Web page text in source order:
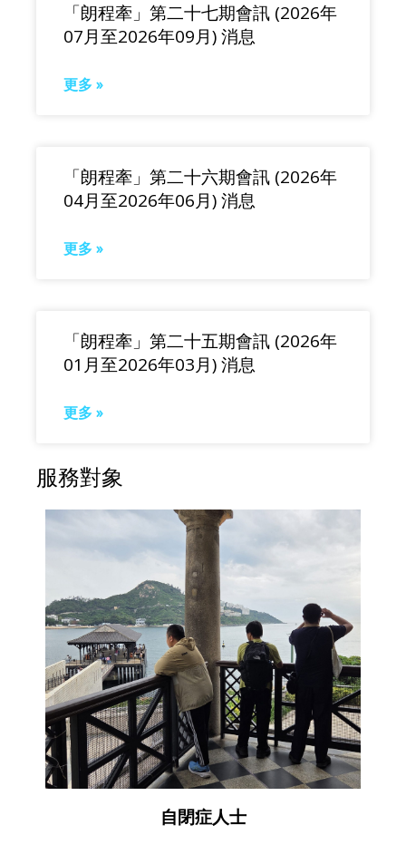
「朗程牽」第二十七期會訊 (2026年
07月至2026年09月) 消息
更多 »
「朗程牽」第二十六期會訊 (2026年
04月至2026年06月) 消息
更多 »
「朗程牽」第二十五期會訊 (2026年
01月至2026年03月) 消息
更多 »
服務對象
自閉症人士